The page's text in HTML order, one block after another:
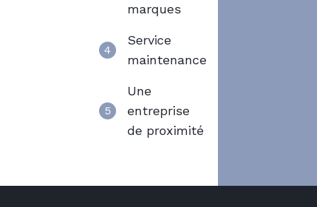
marques
4
Service
maintenance
5
Une
entreprise
de proximité